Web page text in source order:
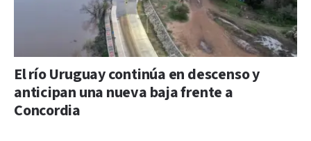
El río Uruguay continúa en descenso y
anticipan una nueva baja frente a
Concordia